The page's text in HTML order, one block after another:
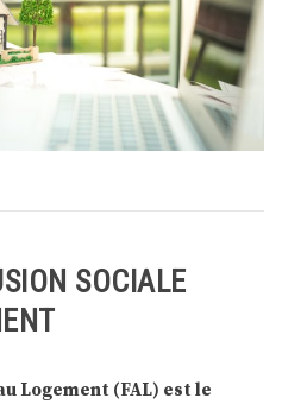
SOCIALE
Logement (FAL) est le